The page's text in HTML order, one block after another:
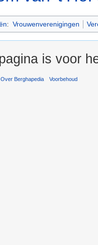
: Vrouwenverenigingen
is voor
Over Berghapedia Voorbehoud